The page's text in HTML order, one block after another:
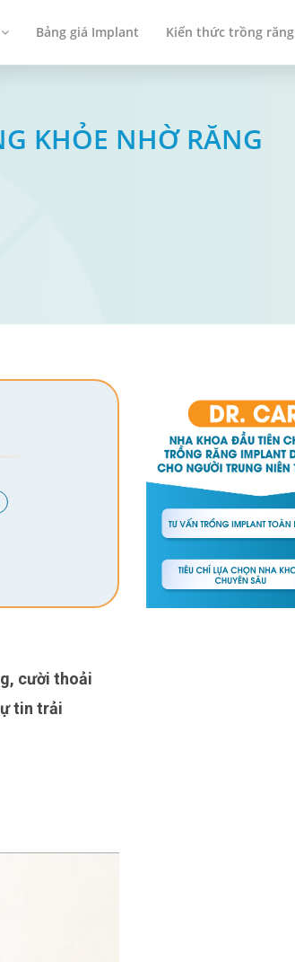
Bảng giá Implant Kiến thức trồng răng
KHỎE NHỜ RĂNG
tin trải